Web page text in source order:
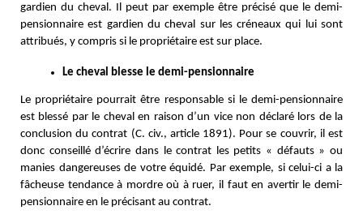
gardien du cheval. Il peut par exemple être précisé que le demi-
pensionnaire est gardien du cheval sur les créneaux qui lui sont
attribués, y compris si le propriétaire est sur place.
Le cheval blesse le demi-pensionnaire
Le propriétaire pourrait être responsable si le demi-pensionnaire
est blessé par le cheval en raison d’un vice non déclaré lors de la
conclusion du contrat (C. civ., article 1891). Pour se couvrir, il est
donc conseillé d’écrire dans le contrat les petits « défauts » ou
manies dangereuses de votre équidé. Par exemple, si celui-ci a la
fâcheuse tendance à mordre où à ruer, il faut en avertir le demi-
pensionnaire en le précisant au contrat.